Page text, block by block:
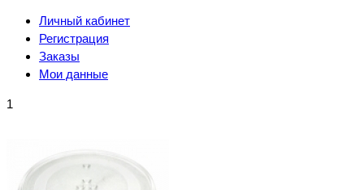
Личный кабинет
Регистрация
Заказы
Мои данные
1